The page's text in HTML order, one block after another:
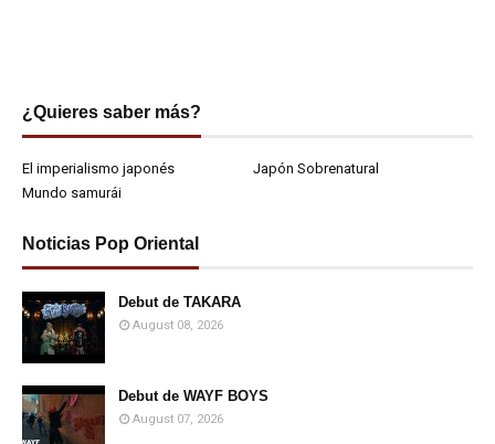
¿Quieres saber más?
El imperialismo japonés
Japón Sobrenatural
Mundo samurái
Noticias Pop Oriental
Debut de TAKARA
August 08, 2026
Debut de WAYF BOYS
August 07, 2026